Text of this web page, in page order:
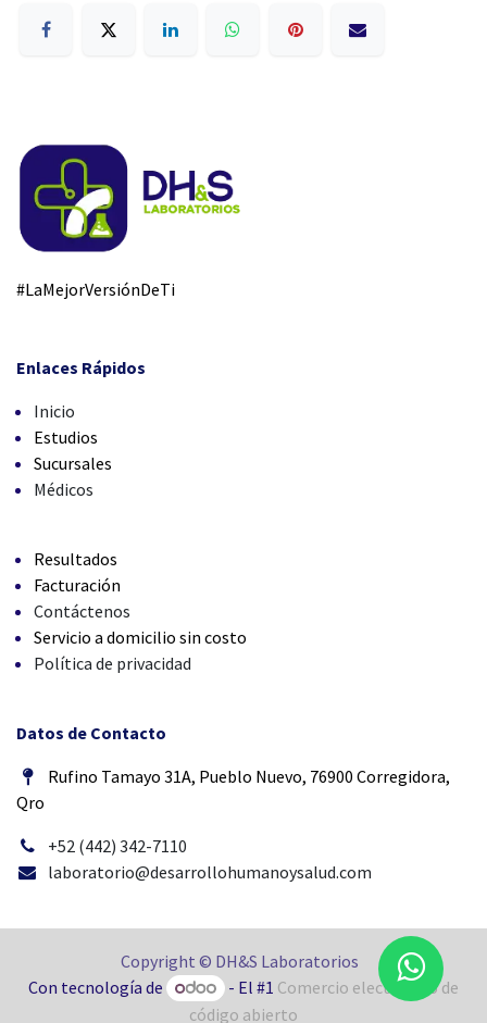
#LaMejorVersiónDeTi
Enlaces Rápidos
Inicio
Estudios
Sucursales
Médicos
Resultados
Facturación
Contáctenos
Servicio a domicilio sin costo
Política de privacidad
Datos de Contacto
Rufino Tamayo 31A, Pueblo Nuevo, 76900 Corregidora,
Qro
+52 (442) 342-7110
laboratorio@desarrollohumanoysalud.com
Copyright © DH&S Laboratorios
Con tecnología de
- El #1 Comercio electrónico de
código abierto